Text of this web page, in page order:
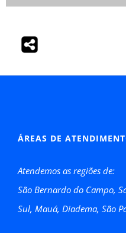
ÁREAS DE
Atendemos as regiões de:
São Bernardo do Campo,
Sul, Mauá, Diadema, São